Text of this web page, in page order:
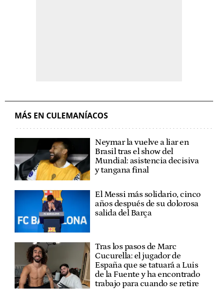
MÁS EN CULEMANÍACOS
Neymar la vuelve a liar en
Brasil tras el show del
Mundial: asistencia decisiva
y tangana final
El Messi más solidario, cinco
años después de su dolorosa
salida del Barça
Tras los pasos de Marc
Cucurella: el jugador de
España que se tatuará a Luis
de la Fuente y ha encontrado
trabajo para cuando se retire